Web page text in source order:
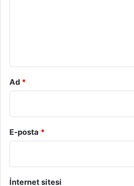
Ad *
E-posta *
İnternet sitesi